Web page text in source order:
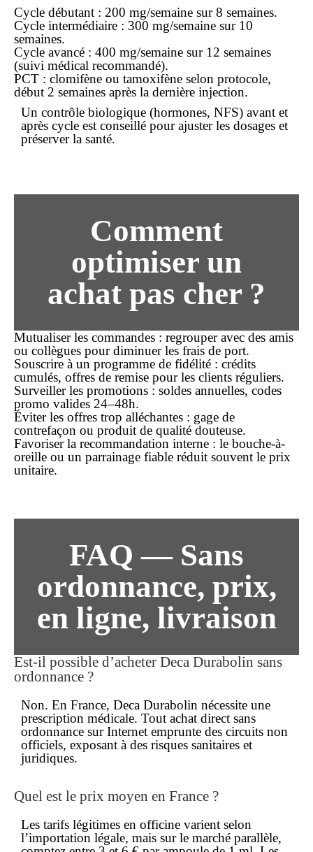
Cycle débutant : 200 mg/semaine sur 8 semaines.
Cycle intermédiaire : 300 mg/semaine sur 10
semaines.
Cycle avancé : 400 mg/semaine sur 12 semaines
(suivi médical recommandé).
PCT : clomifène ou tamoxifène selon protocole,
début 2 semaines après la dernière injection.
Un contrôle biologique (hormones, NFS) avant et
après cycle est conseillé pour ajuster les dosages et
préserver la santé.
Comment
optimiser un
achat pas cher ?
Mutualiser les commandes : regrouper avec des amis
ou collègues pour diminuer les frais de port.
Souscrire à un programme de fidélité : crédits
cumulés, offres de remise pour les clients réguliers.
Surveiller les promotions : soldes annuelles, codes
promo valides 24–48h.
Éviter les offres trop alléchantes : gage de
contrefaçon ou produit de qualité douteuse.
Favoriser la recommandation interne : le bouche-à-
oreille ou un parrainage fiable réduit souvent le prix
unitaire.
FAQ — Sans
ordonnance, prix,
en ligne, livraison
Est-il possible d’acheter Deca Durabolin sans
ordonnance ?
Non. En France, Deca Durabolin nécessite une
prescription médicale. Tout achat direct sans
ordonnance sur Internet emprunte des circuits non
officiels, exposant à des risques sanitaires et
juridiques.
Quel est le prix moyen en France ?
Les tarifs légitimes en officine varient selon
l’importation légale, mais sur le marché parallèle,